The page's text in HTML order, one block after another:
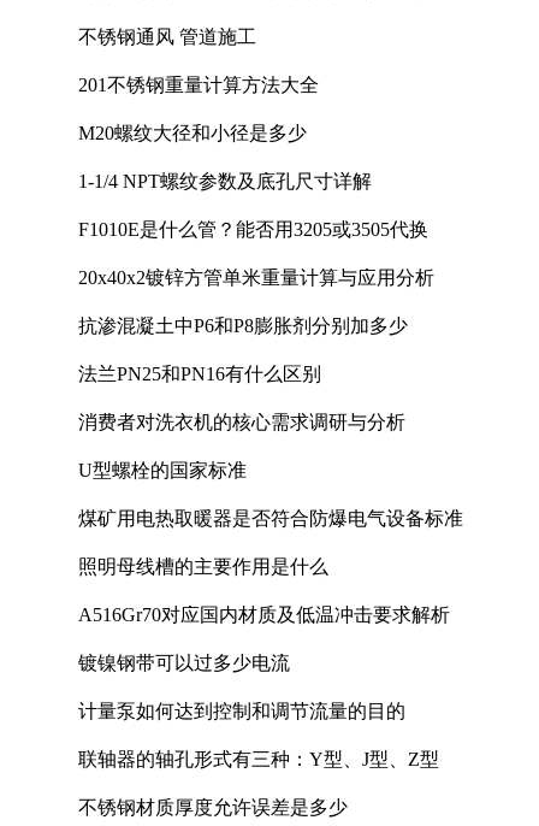
不锈钢通风 管道施工
201不锈钢重量计算方法大全
M20螺纹大径和小径是多少
1-1/4 NPT螺纹参数及底孔尺寸详解
F1010E是什么管？能否用3205或3505代换
20x40x2镀锌方管单米重量计算与应用分析
抗渗混凝土中P6和P8膨胀剂分别加多少
法兰PN25和PN16有什么区别
消费者对洗衣机的核心需求调研与分析
U型螺栓的国家标准
煤矿用电热取暖器是否符合防爆电气设备标准
照明母线槽的主要作用是什么
A516Gr70对应国内材质及低温冲击要求解析
镀镍钢带可以过多少电流
计量泵如何达到控制和调节流量的目的
联轴器的轴孔形式有三种：Y型、J型、Z型
不锈钢材质厚度允许误差是多少